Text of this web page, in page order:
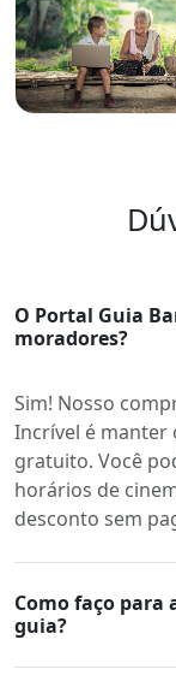
O Portal Guia
moradores?
Sim! Nosso
Incrível é manter
gratuito. Você
horários de
desconto sem
Como faço
guia?